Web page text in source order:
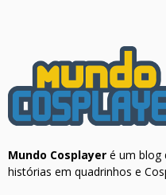
Mundo Cosplayer é um blog
histórias em quadrinhos e